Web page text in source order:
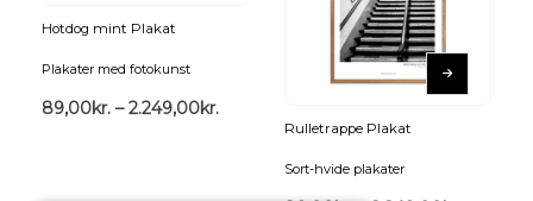
Hotdog mint Plakat
Plakater med fotokunst
89,00kr. – 2.249,00kr.
Rulletrappe Plakat
Sort-hvide plakater